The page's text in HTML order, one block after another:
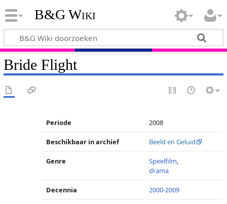
B&G Wiki
Bride Flight
Periode 2008
Beschikbaar in archief Beeld en Geluid
Genre Speelfilm,
drama
Decennia 2000-2009